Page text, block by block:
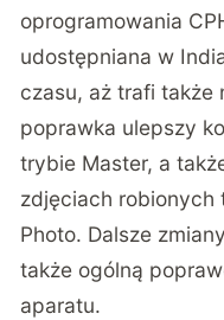
oprogramowania
udostępniana w
czasu, aż trafi także
poprawka ulepszy
trybie Master, a
zdjęciach
Photo. Dalsze
także ogólną
aparatu.